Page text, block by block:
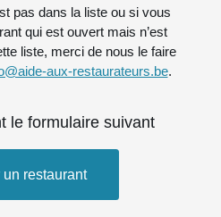
pas dans la liste ou si vous
qui est ouvert mais n’est
liste, merci de nous le faire
aux-restaurateurs.be.
le formulaire suivant
restaurant